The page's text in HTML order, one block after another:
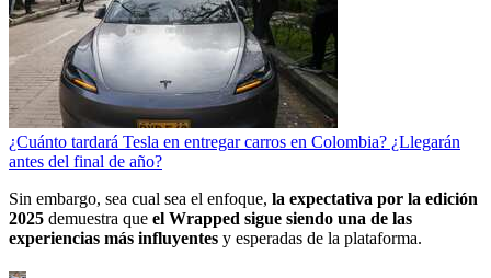
¿Cuánto tardará Tesla en entregar carros en Colombia? ¿Llegarán
antes del final de año?
Sin embargo, sea cual sea el enfoque, la expectativa por la edición
2025 demuestra que el Wrapped sigue siendo una de las
experiencias más influyentes y esperadas de la plataforma.